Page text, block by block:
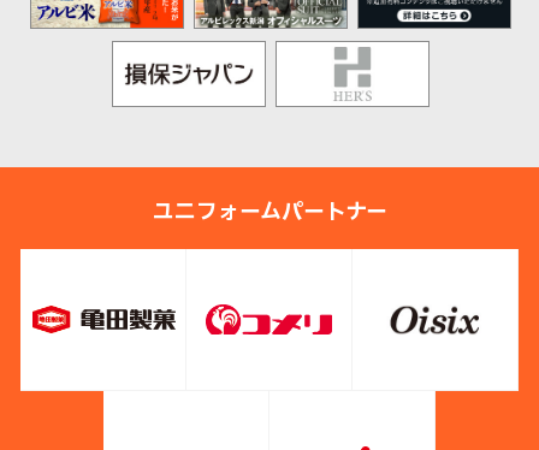
ユニフォームパートナー